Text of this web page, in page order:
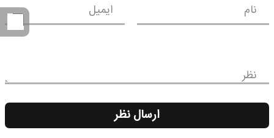
نام ایمیل
نظر
ارسال نظر